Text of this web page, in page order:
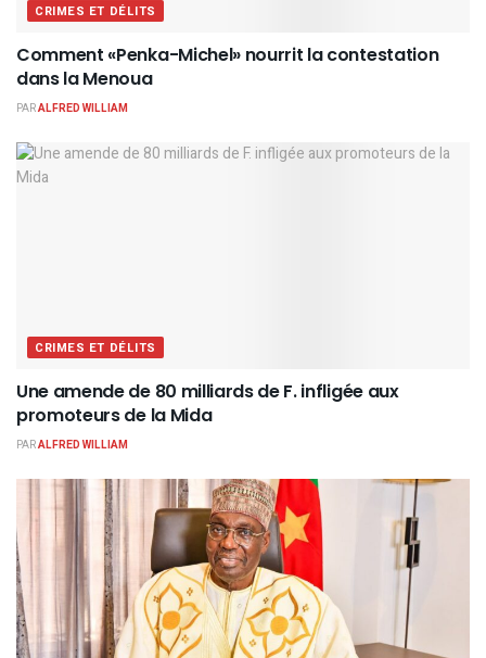
CRIMES ET DÉLITS
Comment «Penka-Michel» nourrit la contestation
dans la Menoua
PARALFRED WILLIAM
CRIMES ET DÉLITS
Une amende de 80 milliards de F. infligée aux
promoteurs de la Mida
PARALFRED WILLIAM